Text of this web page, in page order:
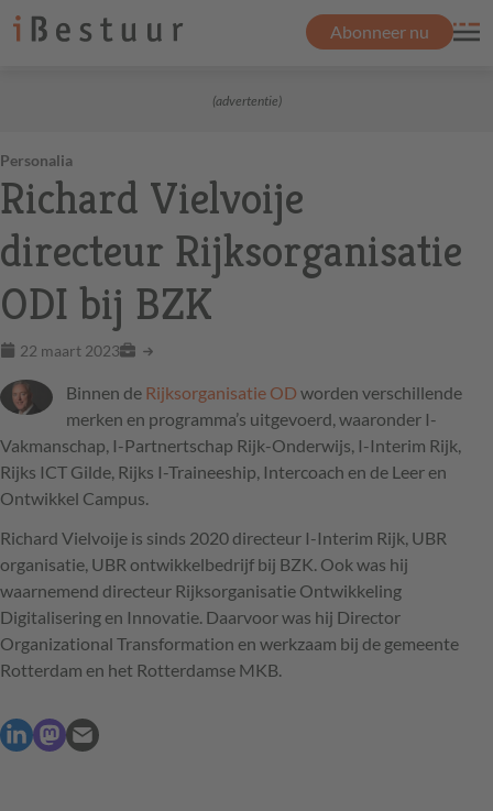
Abonneer nu
(advertentie)
Personalia
Richard Vielvoije
directeur Rijksorganisatie
ODI bij BZK
22 maart 2023
Binnen de Rijksorganisatie OD worden verschillende
merken en programma’s uitgevoerd, waaronder I-
Vakmanschap, I-Partnertschap Rijk-Onderwijs, I-Interim Rijk,
Rijks ICT Gilde, Rijks I-Traineeship, Intercoach en de Leer en
Ontwikkel Campus.
Richard Vielvoije is sinds 2020 directeur I-Interim Rijk, UBR
organisatie, UBR ontwikkelbedrijf bij BZK. Ook was hij
waarnemend directeur Rijksorganisatie Ontwikkeling
Digitalisering en Innovatie. Daarvoor was hij Director
Organizational Transformation en werkzaam bij de gemeente
Rotterdam en het Rotterdamse MKB.